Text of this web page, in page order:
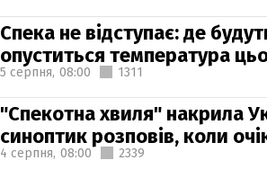
Спека не відступає: де
опуститься температура
5 серпня, 08:00 1311
"Спекотна хвиля" накрила
синоптик розповів, коли
4 серпня, 08:00 2339